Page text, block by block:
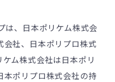
は、日本ポリケム株式会
社、日本ポリプロ株式
ム株式会社は日本ポリ
本ポリプロ株式会社の持